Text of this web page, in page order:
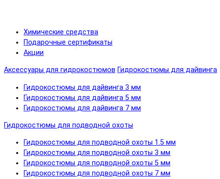
Химические средства
Подарочные сертификаты
Акции
Аксессуары для гидрокостюмов Гидрокостюмы для дайвинга
Гидрокостюмы для дайвинга 3 мм
Гидрокостюмы для дайвинга 5 мм
Гидрокостюмы для дайвинга 7 мм
Гидрокостюмы для подводной охоты
Гидрокостюмы для подводной охоты 1.5 мм
Гидрокостюмы для подводной охоты 3 мм
Гидрокостюмы для подводной охоты 5 мм
Гидрокостюмы для подводной охоты 7 мм